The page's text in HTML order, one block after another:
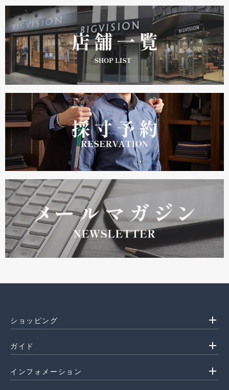
ショッピング add
ガイド add
インフォメーション add